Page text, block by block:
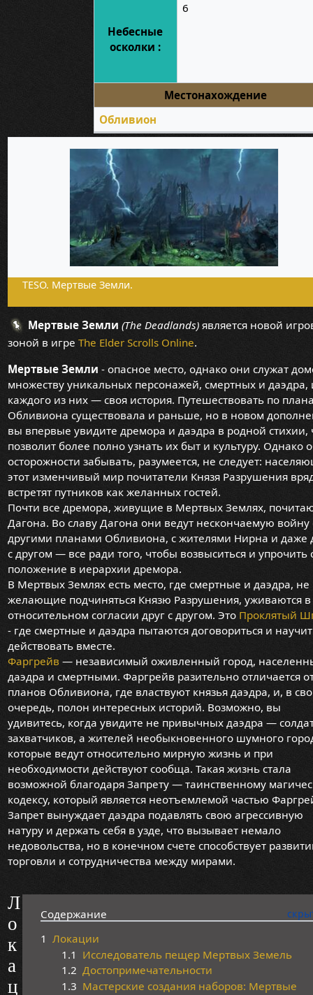
Небесные
осколки :
6
Местонахождение
Обливион
TESO. Мертвые Земли.
Мертвые Земли (The Deadlands)является новой
зоной в игре The Elder Scrolls Online.
Мертвые Земли - опасное место, однако они служат
множеству уникальных персонажей, смертных и даэдра,
каждого из них — своя история. Путешествовать по
Обливиона существовала и раньше, но в новом
вы впервые увидите дремора и даэдра в родной стихии,
позволит более полно узнать их быт и культуру. Однако
осторожности забывать, разумеется, не следует:
этот изменчивый мир почитатели Князя Разрушения
встретят путников как желанных гостей.
Почти все дремора, живущие в Мертвых Землях,
Дагона. Во славу Дагона они ведут нескончаемую войну
другими планами Обливиона, с жителями Нирна и даже
с другом — все ради того, чтобы возвыситься и упрочить
положение в иерархии дремора.
В Мертвых Землях есть место, где смертные и даэдра, не
желающие подчиняться Князю Разрушения, уживаются в
относительном согласии друг с другом. Это Проклятый
- где смертные и даэдра пытаются договориться и
действовать вместе.
Фаргрейв — независимый оживленный город,
даэдра и смертными. Фаргрейв разительно отличается
планов Обливиона, где властвуют князья даэдра, и, в
очередь, полон интересных историй. Возможно, вы
удивитесь, когда увидите не привычных даэдра —
захватчиков, а жителей необыкновенного шумного
которые ведут относительно мирную жизнь и при
необходимости действуют сообща. Такая жизнь стала
возможной благодаря Запрету — таинственному
кодексу, который является неотъемлемой частью
Запрет вынуждает даэдра подавлять свою агрессивную
натуру и держать себя в узде, что вызывает немало
недовольства, но в конечном счете способствует
торговли и сотрудничества между мирами.
Содержание
1 Локации
1.1 Исследователь пещер Мертвых Земель
1.2 Достопримечательности
1.3 Мастерские создания наборов: Мертвые
Л
о
к
а
ц